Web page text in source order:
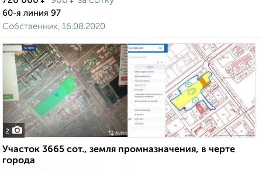
60-я линия 97
Собственник, 16.08.2020
2
Участок 3665 сот., земля промназначения, в черте
города